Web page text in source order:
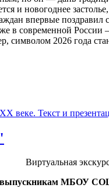
и новогоднее
впервые
в современной России
символом 2026 года
веке. Текст и
Виртуальная
МБОУ